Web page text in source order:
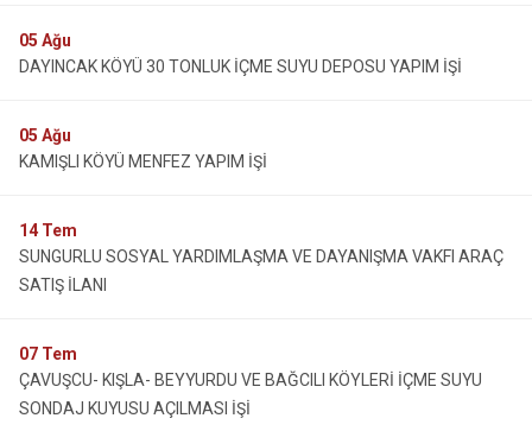
05 Ağu
DAYINCAK KÖYÜ 30 TONLUK İÇME SUYU DEPOSU YAPIM İŞİ
05 Ağu
KAMIŞLI KÖYÜ MENFEZ YAPIM İŞİ
14 Tem
SUNGURLU SOSYAL YARDIMLAŞMA VE DAYANIŞMA VAKFI ARAÇ
SATIŞ İLANI
07 Tem
ÇAVUŞCU- KIŞLA- BEYYURDU VE BAĞCILI KÖYLERİ İÇME SUYU
SONDAJ KUYUSU AÇILMASI İŞİ